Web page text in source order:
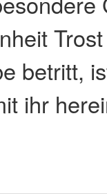
betritt,
ihr